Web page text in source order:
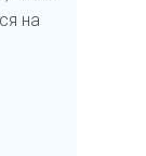
на